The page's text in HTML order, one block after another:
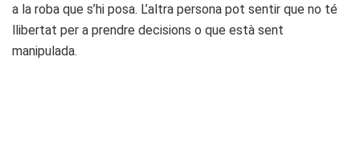
a la roba que s’hi posa. L’altra persona pot sentir que no té
llibertat per a prendre decisions o que està sent
manipulada.